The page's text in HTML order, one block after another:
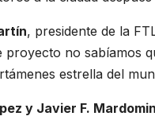
, presidente de la
proyecto no sabíamos
estrella del
y Javier F.